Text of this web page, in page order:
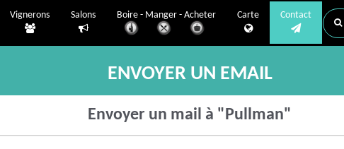
Vignerons Salons Boire - Manger - Acheter Carte Contact
ENVOYER UN EMAIL
Envoyer un mail à "Pullman"